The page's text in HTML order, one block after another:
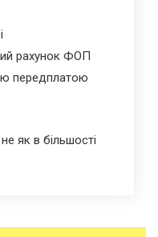
рахунок ФОП
передплатою
як в більшості